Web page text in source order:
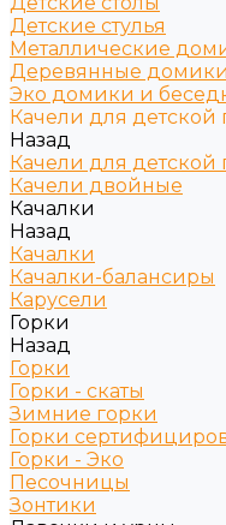
Детские стулья
Металлические
Деревянные
Эко домики и
Качели для
Назад
Качели для
Качели двойные
Качалки
Назад
Качалки
Качалки-балансиры
Карусели
Горки
Назад
Горки
Горки - скаты
Зимние горки
Горки
Горки - Эко
Песочницы
Зонтики